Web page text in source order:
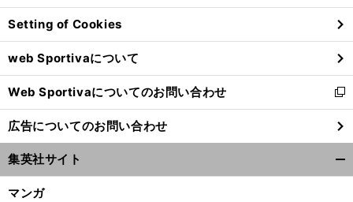
ン
ド
ウ
で
開
く
Setting of Cookies
web Sportivaについて
Web Sportivaについてのお問い合わせ
新
し
い
ウ
ィ
ン
広告についてのお問い合わせ
集英社サイト
マンガ